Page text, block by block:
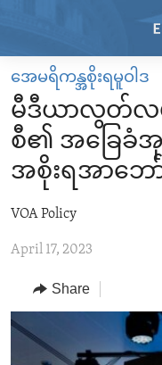
Skip
main
content
main
Navigation
Skip
Search
HOME
VIDEO
RADIO
REGIONS
AFRICA
AMERICAS
ASIA
MIDDLE EAST
TOPICS
HUMAN RIGHTS
SECURITY AND
AID AND
DEMOCRACY AND
ARCHIVE
ABOUT US
FOLLOW US
အေမရိကန္အစိုးရမူဝါဒ
မီဒီယာလွတ်လ
စီ၏ အခြေခံ
အစိုးရအာဘေ
VOA Policy
April 17, 2023
Share